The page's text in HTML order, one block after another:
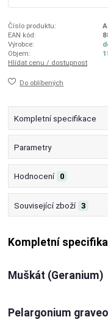
Číslo produktu:
EAN kód:
Výrobce:
Objem:
Hlídat cenu / dostupnost
Do oblíbených
Kompletní specifikace
Parametry
Hodnocení 0
Související zboží 3
Kompletní
Muškát (Geranium)
Pelargonium